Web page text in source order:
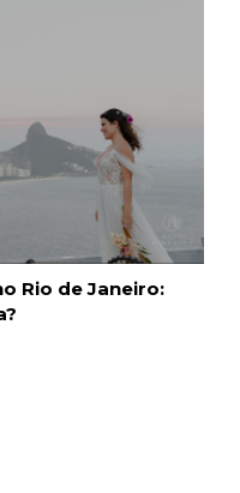
Rio de Janeiro: